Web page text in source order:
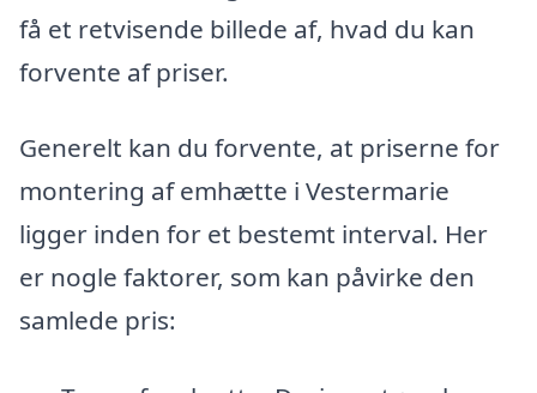
få et retvisende billede af, hvad du kan
forvente af priser.
Generelt kan du forvente, at priserne for
montering af emhætte i Vestermarie
ligger inden for et bestemt interval. Her
er nogle faktorer, som kan påvirke den
samlede pris: